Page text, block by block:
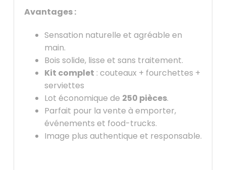
Avantages :
Sensation naturelle et agréable en
main.
Bois solide, lisse et sans traitement.
Kit complet : couteaux + fourchettes +
serviettes
Lot économique de 250 pièces.
Parfait pour la vente à emporter,
événements et food-trucks.
Image plus authentique et responsable.